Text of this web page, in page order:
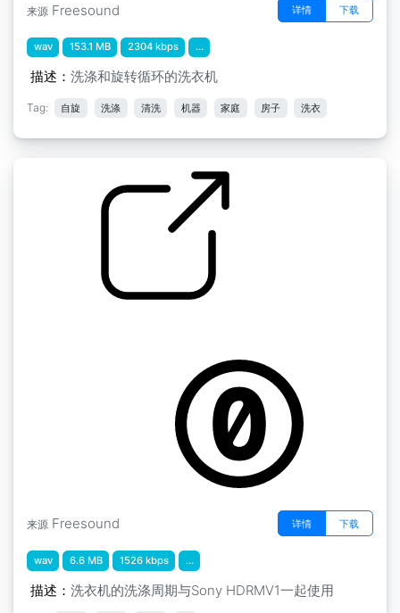
来源 Freesound 详情 下载
wav 153.1 MB 2304 kbps ...
描述： 洗涤和旋转循环的洗衣机
Tag: 自旋 洗涤 清洗 机器 家庭 房子 洗衣
来源 Freesound 详情 下载
wav 6.6 MB 1526 kbps ...
描述： 洗衣机的洗涤周期与Sony HDRMV1一起使用